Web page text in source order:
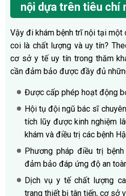
nội dựa trên tiêu chí
Vậy đi khám bệnh trĩ nội tại
coi là chất lượng và uy tín?
cơ sở y tế uy tín trong thăm
cần đảm bảo được đầy đủ
Được cấp phép hoạt động
Hội tụ đội ngũ bác sĩ
tích lũy được kinh nghiệm
khám và điều trị các bệnh
Phương pháp điều trị
đảm bảo đáp ứng độ an
Dịch vụ y tế chất lượng
trang thiết bị tân tiến, cơ sở